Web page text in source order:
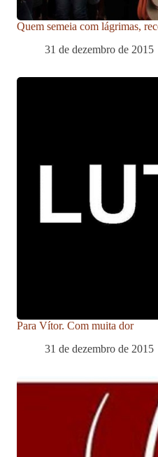
Quem semeia com lágrimas,
31 de dezembro de 2015
Para Vítor. Com muita dor
31 de dezembro de 2015